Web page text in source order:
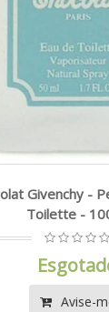
Givenchy -
Toilette -
Avise-